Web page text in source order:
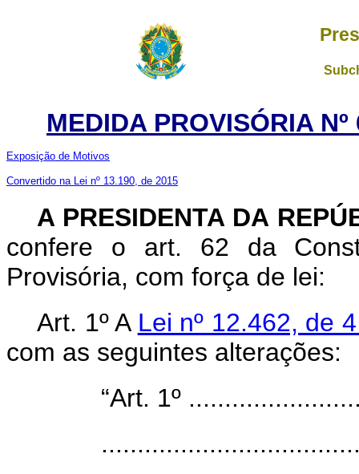
MEDIDA PROVISÓRIA
Exposição de Motivos
Convertido na Lei nº 13.190, de 2015
A PRESIDENTA DA
confere o art. 62 da
Provisória, com força de lei:
Art. 1º A Lei nº 12.462, de
com as seguintes alterações:
“Art. 1º